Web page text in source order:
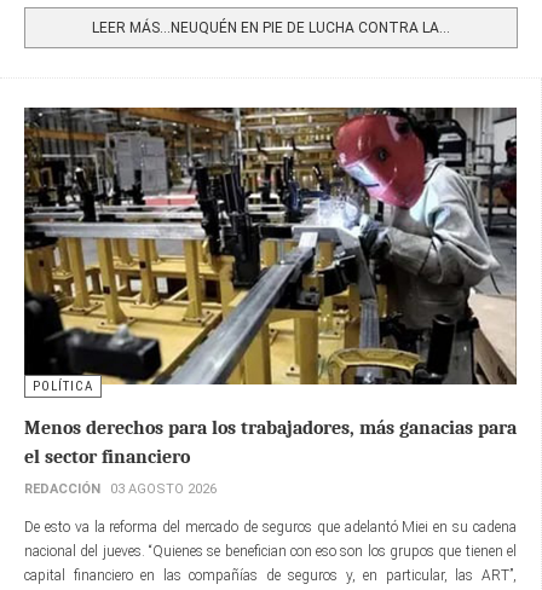
LEER MÁS…NEUQUÉN EN PIE DE LUCHA CONTRA LA...
POLÍTICA
Menos derechos para los trabajadores, más ganacias para
el sector financiero
REDACCIÓN 03 AGOSTO 2026
De esto va la reforma del mercado de seguros que adelantó Miei en su cadena
nacional del jueves. “Quienes se benefician con eso son los grupos que tienen el
capital financiero en las compañías de seguros y, en particular, las ART”,